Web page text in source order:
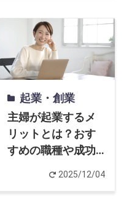
起業・創業
主婦が起業するメ
リットとは？おす
すめの職種や成功
2025/12/04